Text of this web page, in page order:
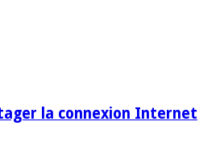
la connexion Internet